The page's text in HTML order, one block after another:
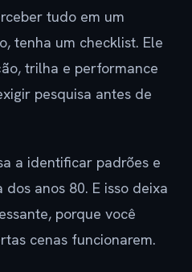
tudo em um
tenha um checklist. Ele
trilha e performance
pesquisa antes de
a identificar padrões e
anos 80. E isso deixa
porque você
cenas funcionarem.